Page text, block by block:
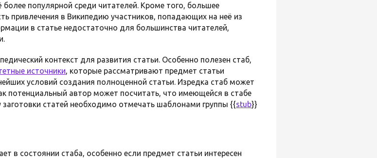
популярной среди читателей. Кроме того, большее
привлечения в Википедию участников, попадающих на неё из
в статье недостаточно для большинства читателей,
контекст для развития статьи. Особенно полезен стаб,
источники, которые рассматривают предмет статьи
условий создания полноценной статьи. Изредка стаб может
потенциальный автор может посчитать, что имеющейся в стабе
статей необходимо отмечать шаблонами группы {{stub}}
в состоянии стаба, особенно если предмет статьи интересен